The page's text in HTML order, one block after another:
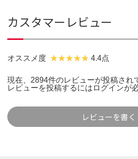
カスタマーレビュー
オススメ度 4.4点
現在、2894件のレビューが投稿され
レビューを投稿するには ログインが
レビューを書く